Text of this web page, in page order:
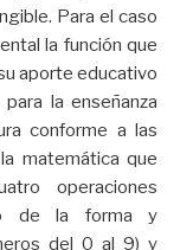
Para el caso
la función que
aporte educativo
la enseñanza
conforme a las
matemática que
operaciones
de la forma y
del 0 al 9) y